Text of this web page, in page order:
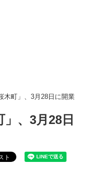
木町」、3月28日に開業
」、3月28日
ト